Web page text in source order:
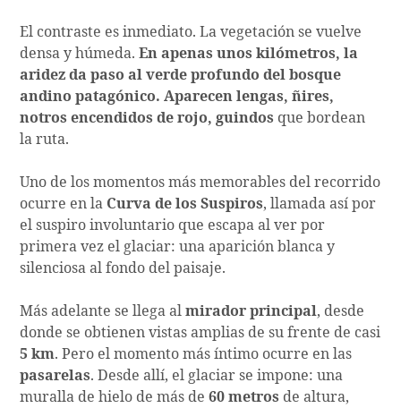
El contraste es inmediato. La vegetación se vuelve
densa y húmeda.En apenas unos kilómetros, la
aridez da paso al verde profundo del bosque
andino patagónico. Aparecen lengas, ñires,
notros encendidos de rojo, guindos que bordean
la ruta.
Uno de los momentos más memorables del recorrido
ocurre en la Curva de los Suspiros, llamada así por
el suspiro involuntario que escapa al ver por
primera vez el glaciar: una aparición blanca y
silenciosa al fondo del paisaje.
Más adelante se llega almirador principal, desde
donde se obtienen vistas amplias de su frente de casi
5 km. Pero el momento más íntimo ocurre en las
pasarelas. Desde allí, el glaciar se impone: una
muralla de hielo de más de60 metros de altura,